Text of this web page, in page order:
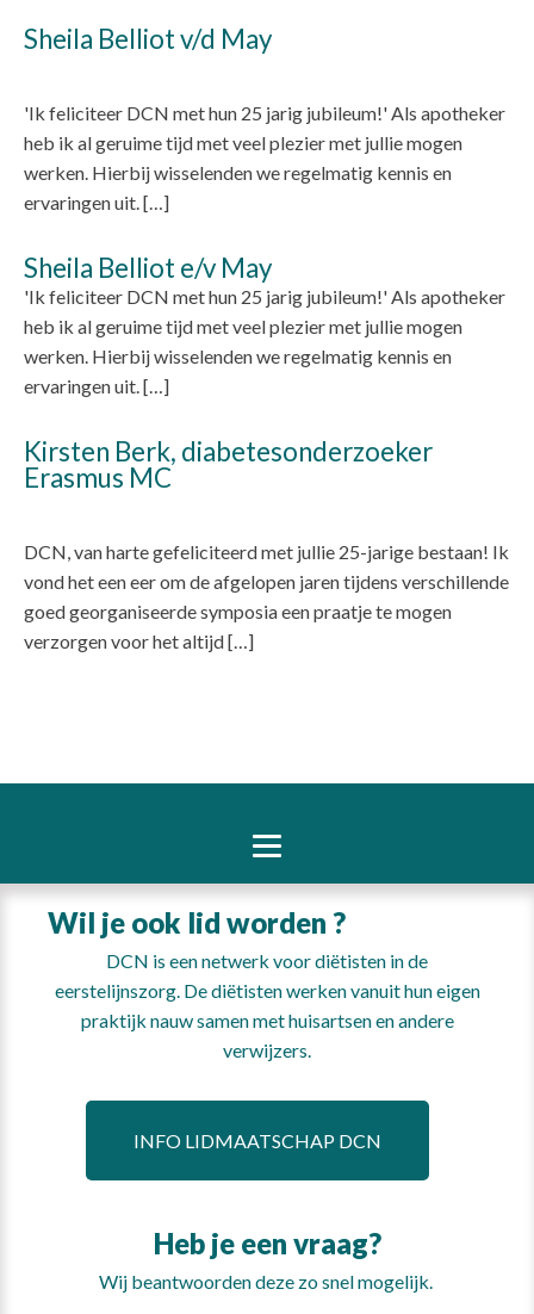
Sheila Belliot v/d May
'Ik feliciteer DCN met hun 25 jarig jubileum!' Als apotheker
heb ik al geruime tijd met veel plezier met jullie mogen
werken. Hierbij wisselenden we regelmatig kennis en
ervaringen uit. […]
Sheila Belliot e/v May
'Ik feliciteer DCN met hun 25 jarig jubileum!' Als apotheker
heb ik al geruime tijd met veel plezier met jullie mogen
werken. Hierbij wisselenden we regelmatig kennis en
ervaringen uit. […]
Kirsten Berk, diabetesonderzoeker
Erasmus MC
DCN, van harte gefeliciteerd met jullie 25-jarige bestaan! Ik
vond het een eer om de afgelopen jaren tijdens verschillende
goed georganiseerde symposia een praatje te mogen
verzorgen voor het altijd […]
Wil je ook lid worden ?
DCN is een netwerk voor diëtisten in de
eerstelijnszorg. De diëtisten werken vanuit hun eigen
praktijk nauw samen met huisartsen en andere
verwijzers.
INFO LIDMAATSCHAP DCN
Heb je een vraag?
Wij beantwoorden deze zo snel mogelijk.